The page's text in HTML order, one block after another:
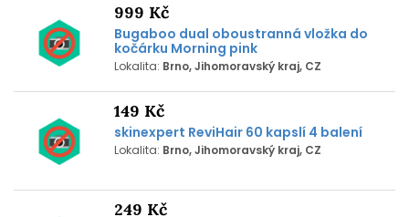
999 Kč
Bugaboo dual oboustranná vložka do
kočárku Morning pink
Lokalita: Brno, Jihomoravský kraj, CZ
149 Kč
skinexpert ReviHair 60 kapslí 4 balení
Lokalita: Brno, Jihomoravský kraj, CZ
249 Kč